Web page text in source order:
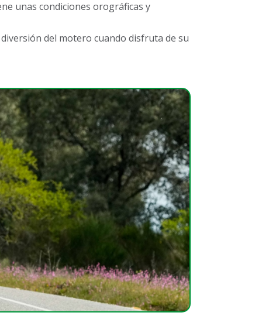
unas condiciones orográficas y
del motero cuando disfruta de su